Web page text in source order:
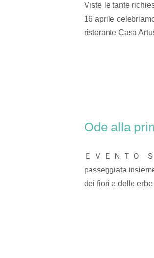
Viste le tante
16 aprile
ristorante Casa
Ode alla
ＥＶＥＮＴＯ Ｓ
passeggiata
dei fiori e delle